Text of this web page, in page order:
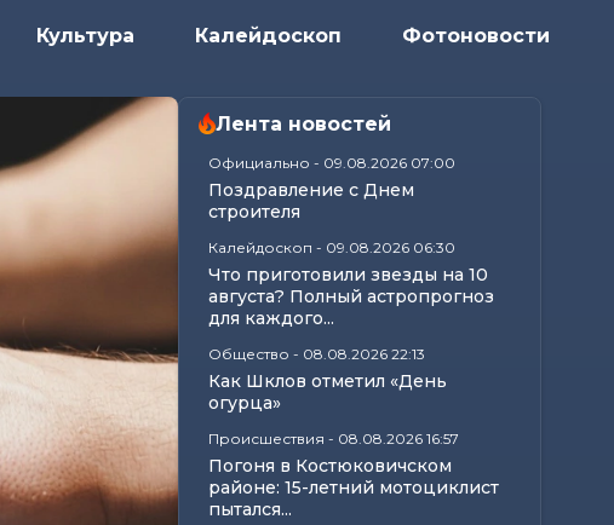
Культура Калейдоскоп Фотоновости
Лента новостей
Официально - 09.08.2026 07:00
Поздравление с Днем
строителя
Калейдоскоп - 09.08.2026 06:30
Что приготовили звезды на 10
августа? Полный астропрогноз
для каждого...
Общество - 08.08.2026 22:13
Как Шклов отметил «День
огурца»
Происшествия - 08.08.2026 16:57
Погоня в Костюковичском
районе: 15-летний мотоциклист
пытался...